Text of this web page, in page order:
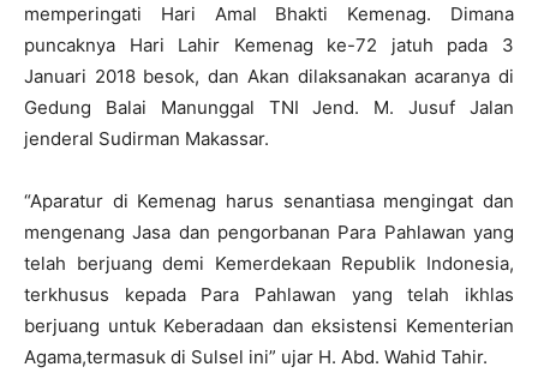
memperingati Hari Amal Bhakti Kemenag. Dimana
puncaknya Hari Lahir Kemenag ke-72 jatuh pada 3
Januari 2018 besok, dan Akan dilaksanakan acaranya di
Gedung Balai Manunggal TNI Jend. M. Jusuf Jalan
jenderal Sudirman Makassar.
“Aparatur di Kemenag harus senantiasa mengingat dan
mengenang Jasa dan pengorbanan Para Pahlawan yang
telah berjuang demi Kemerdekaan Republik Indonesia,
terkhusus kepada Para Pahlawan yang telah ikhlas
berjuang untuk Keberadaan dan eksistensi Kementerian
Agama,termasuk di Sulsel ini” ujar H. Abd. Wahid Tahir.